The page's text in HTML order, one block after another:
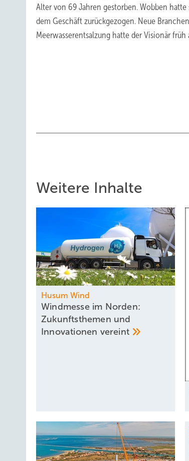
Alter von 69 Jahren gestorben. Wobben
dem Geschäft zurückgezogen. Neue
Meerwasserentsalzung hatte der Visionär
Weitere Inhalte
Husum Wind
Windmesse im Norden:
Zukunftsthemen und
Innovationen vereint